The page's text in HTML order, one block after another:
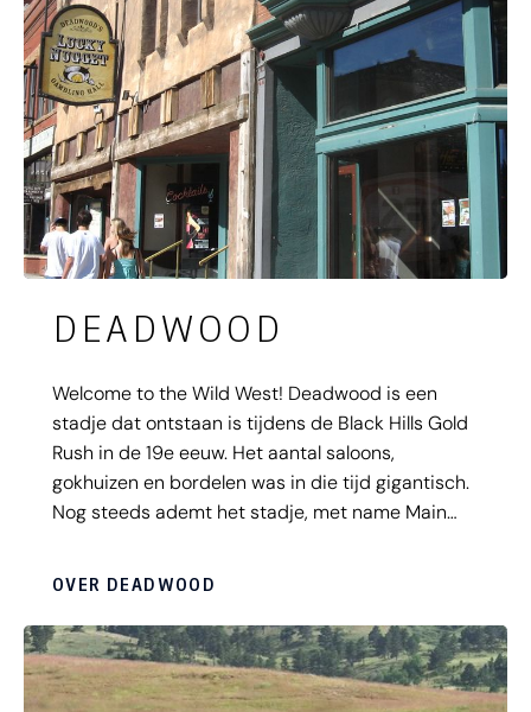
Dakota is!
DEADWOOD
Welcome to the Wild West! Deadwood is een
stadje dat ontstaan is tijdens de Black Hills Gold
Rush in de 19e eeuw. Het aantal saloons,
gokhuizen en bordelen was in die tijd gigantisch.
Nog steeds ademt het stadje, met name Main
indertijd door de straten van Deadwood
zwierven, waart er nog steeds rond.
OVER DEADWOOD